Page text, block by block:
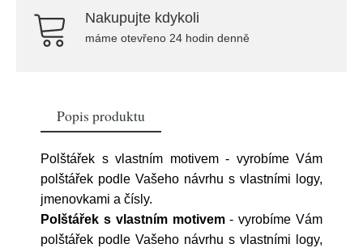
Nakupujte kdykoli
máme otevřeno 24 hodin denně
Popis produktu
Polštářek s vlastním motivem - vyrobíme Vám
polštářek podle Vašeho návrhu s vlastními logy,
jmenovkami a čísly.
Polštářek s vlastním motivem- vyrobíme Vám
polštářek podle Vašeho návrhu s vlastními logy,